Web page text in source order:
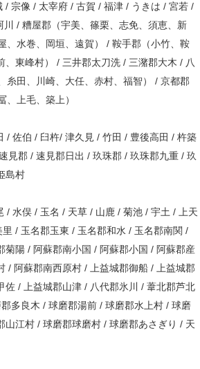
/ 宗像 / 太宰府 / 古賀 / 福津 / うきは / 宮若 /
/ 糟屋郡（宇美、篠栗、志免、須恵、新
、水巻、岡垣、遠賀） / 鞍手郡（小竹、鞍
、東峰村） / 三井郡太刀洗 / 三潴郡大木 / 八
糸田、川崎、大任、赤村、福智） / 京都郡
、上毛、築上）
/ 佐伯 / 臼杵/ 津久見 / 竹田 / 豊後高田 / 杵築
見郡 / 速見郡日出 / 玖珠郡 / 玖珠郡九重 / 玖
島村
/ 水俣 / 玉名 / 天草 / 山鹿 / 菊池 / 宇土 / 上天
/ 玉名郡玉東 / 玉名郡和水 / 玉名郡南関 /
菊陽 / 阿蘇郡南小国 / 阿蘇郡小国 / 阿蘇郡産
/ 阿蘇郡南西原村 / 上益城郡御船 / 上益城郡
佐 / 上益城郡山津 / 八代郡氷川 / 葦北郡芦北
多良木 / 球磨郡湯前 / 球磨郡水上村 / 球磨
山江村 / 球磨郡球磨村 / 球磨郡あさぎり / 天